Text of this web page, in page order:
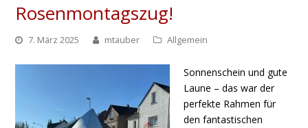
Rosenmontagszug!
7. März 2025 mtauber Allgemein
Sonnenschein und gute
Laune – das war der
perfekte Rahmen für
den fantastischen